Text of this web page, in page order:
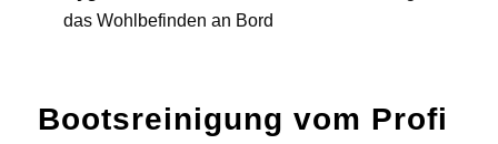
das Wohlbefinden an Bord
Bootsreinigung vom Profi